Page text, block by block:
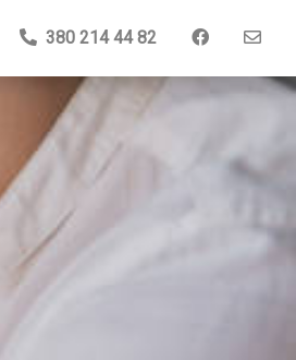
380 214 44 82